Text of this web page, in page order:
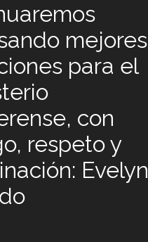
mejores
para el
con
respeto y
Evelyn